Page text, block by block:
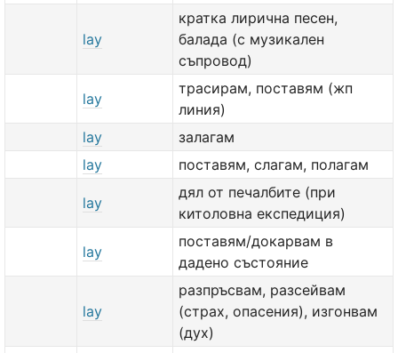
lay
кратка лирична песен,
балада (с музикален
съпровод)
lay
трасирам, поставям (жп
линия)
lay
залагам
lay
поставям, слагам, полагам
lay
дял от печалбите (при
китоловна експедиция)
lay
поставям/докарвам в
дадено състояние
lay
разпръсвам, разсейвам
(страх, опасения), изгонвам
(дух)